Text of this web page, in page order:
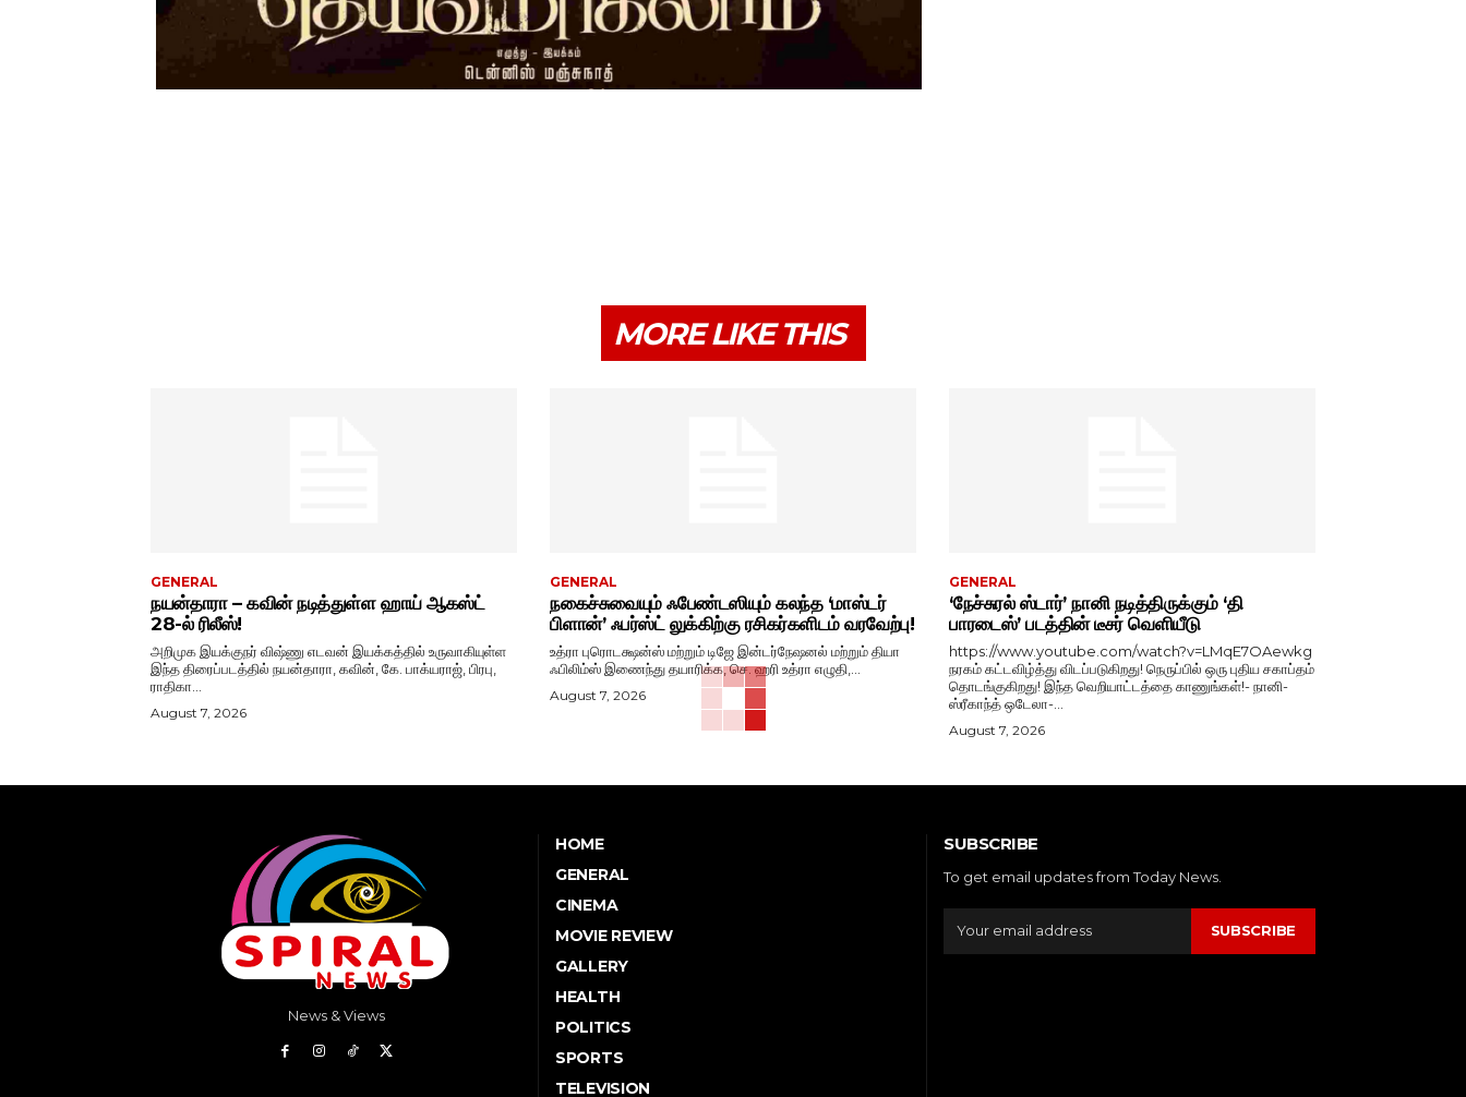
MORE LIKE THIS
GENERAL
நயன்தாரா – கவின் நடித்துள்ள ஹாய் ஆகஸ்ட்
28-ல் ரிலீஸ்!
அறிமுக இயக்குநர் விஷ்ணு எடவன் இயக்கத்தில் உருவாகியுள்ள
இந்த திரைப்படத்தில் நயன்தாரா, கவின், கே. பாக்யராஜ், பிரபு,
ராதிகா...
August 7, 2026
GENERAL
நகைச்சுவையும் ஃபேண்டஸியும் கலந்த ‘மாஸ்டர்
பிளான்’ ஃபர்ஸ்ட் லுக்கிற்கு ரசிகர்களிடம் வரவேற்பு!
உத்ரா புரொடக்ஷன்ஸ் மற்றும் டிஜே இன்டர்நேஷனல் மற்றும் தியா
ஃபிலிம்ஸ் இணைந்து தயாரிக்க, செ. ஹரி உத்ரா எழுதி,...
August 7, 2026
GENERAL
‘நேச்சுரல் ஸ்டார்’ நானி நடித்திருக்கும் ‘தி
பாரடைஸ்’ படத்தின் டீசர் வெளியீடு
https://www.youtube.com/watch?v=LMqE7OAewkg
நரகம் கட்டவிழ்த்து விடப்படுகிறது! நெருப்பில் ஒரு புதிய சகாப்தம்
தொடங்குகிறது! இந்த வெறியாட்டத்தை காணுங்கள்!- நானி-
ஸ்ரீகாந்த் ஒடேலா-...
August 7, 2026
News & Views
HOME
GENERAL
CINEMA
MOVIE REVIEW
GALLERY
HEALTH
POLITICS
SPORTS
TELEVISION
SUBSCRIBE
To get email updates from Today News.
SUBSCRIBE